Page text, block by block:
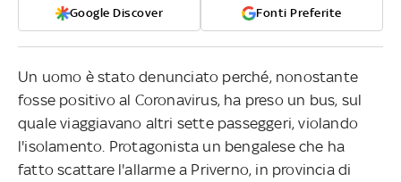
Google Discover Fonti Preferite
Un uomo è stato denunciato perché, nonostante
fosse positivo al Coronavirus, ha preso un bus, sul
quale viaggiavano altri sette passeggeri, violando
l'isolamento. Protagonista un bengalese che ha
fatto scattare l'allarme a Priverno, in provincia di